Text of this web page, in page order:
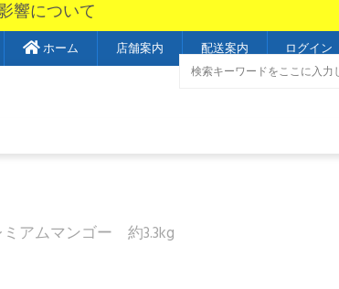
響について
ログイン
ホーム 店舗案内 配送案内
ミアムマンゴー 約3.3kg